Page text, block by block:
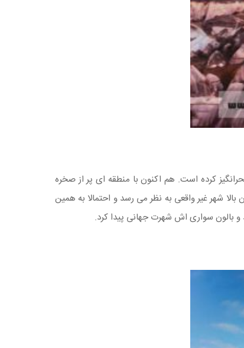
کرده است. هم اکنون با منطقه ای پر از صخره
شهر غیر واقعی به نظر می رسد و احتمالا به همین